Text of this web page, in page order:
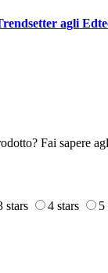
agli
Fai sapere
stars 4 stars
5